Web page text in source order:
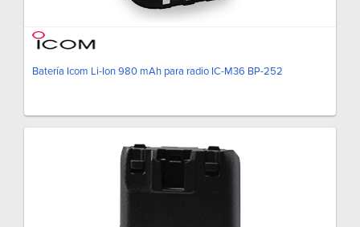
Batería Icom Li-Ion 980 mAh para radio IC-M36 BP-252